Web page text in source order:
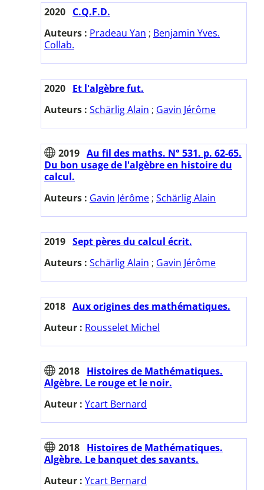
2020 C.Q.F.D.
Auteurs : Pradeau Yan ; Benjamin Yves.
Collab.
2020 Et l'algèbre fut.
Auteurs : Schärlig Alain ; Gavin Jérôme
2019 Au fil des maths. N° 531. p. 62-65.
Du bon usage de l'algèbre en histoire du
calcul.
Auteurs : Gavin Jérôme ; Schärlig Alain
2019 Sept pères du calcul écrit.
Auteurs : Schärlig Alain ; Gavin Jérôme
2018 Aux origines des mathématiques.
Auteur : Rousselet Michel
2018 Histoires de Mathématiques.
Algèbre. Le rouge et le noir.
Auteur : Ycart Bernard
2018 Histoires de Mathématiques.
Algèbre. Le banquet des savants.
Auteur : Ycart Bernard